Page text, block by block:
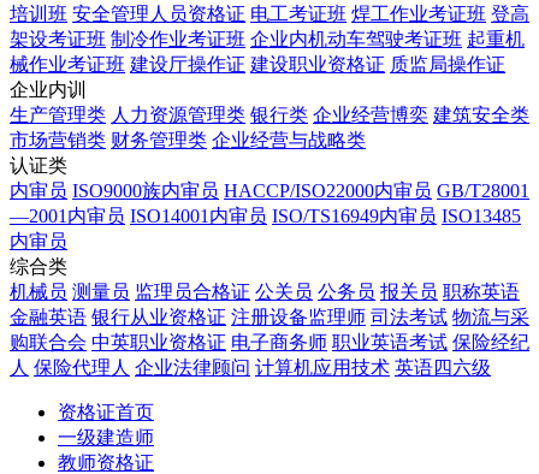
培训班 安全管理人员资格证 电工考证班 焊工作业考证班 登高
架设考证班 制冷作业考证班 企业内机动车驾驶考证班 起重机
械作业考证班 建设厅操作证 建设职业资格证 质监局操作证
企业内训
生产管理类 人力资源管理类 银行类 企业经营博奕 建筑安全类
市场营销类 财务管理类 企业经营与战略类
认证类
内审员 ISO9000族内审员 HACCP/ISO22000内审员 GB/T28001
—2001内审员 ISO14001内审员 ISO/TS16949内审员 ISO13485
内审员
综合类
机械员 测量员 监理员合格证 公关员 公务员 报关员 职称英语
金融英语 银行从业资格证 注册设备监理师 司法考试 物流与采
购联合会 中英职业资格证 电子商务师 职业英语考试 保险经纪
人 保险代理人 企业法律顾问 计算机应用技术 英语四六级
资格证首页
一级建造师
教师资格证